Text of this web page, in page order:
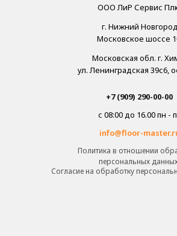
г. Нижний
Московское шоссе
info@floor-
+7 (909) 290-00-00
с 08:00 до 16.00 пн -
ООО ЛиР Сервис
Московская обл. г.
ул. Ленинградская 39с6,
Cогласие на обработку
Политика в отношении
персональных